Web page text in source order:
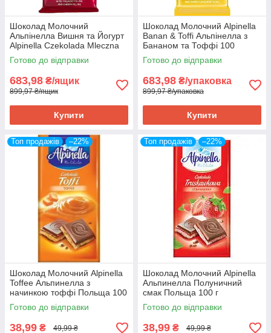
Шоколад Молочний
Альпінелла Вишня та Йогурт
Alpinella Czekolada Mleczna
Wisnia & Jogurt 100 г Польща
(19 ШТ/1 я
Готово до відправки
683,98 ₴/ящик
899,97 ₴/ящик
Купити
Шоколад Молочний Alpinella
Banan & Toffi Альпінелла з
Бананом та Тоффі 100
г Польща (19 шт/1 ящ)
Готово до відправки
683,98 ₴/упаковка
899,97 ₴/упаковка
Купити
Топ продажів –22%
Шоколад Молочний Alpinella
Toffee Альпинелла з
начинкою тоффі Польща 100
гГотово до відправки
38,99 ₴ 49,99 ₴
Топ продажів –22%
Шоколад Молочний Alpinella
Альпинелла Полуничний
смак Польща 100 г
Готово до відправки
38,99 ₴ 49,99 ₴